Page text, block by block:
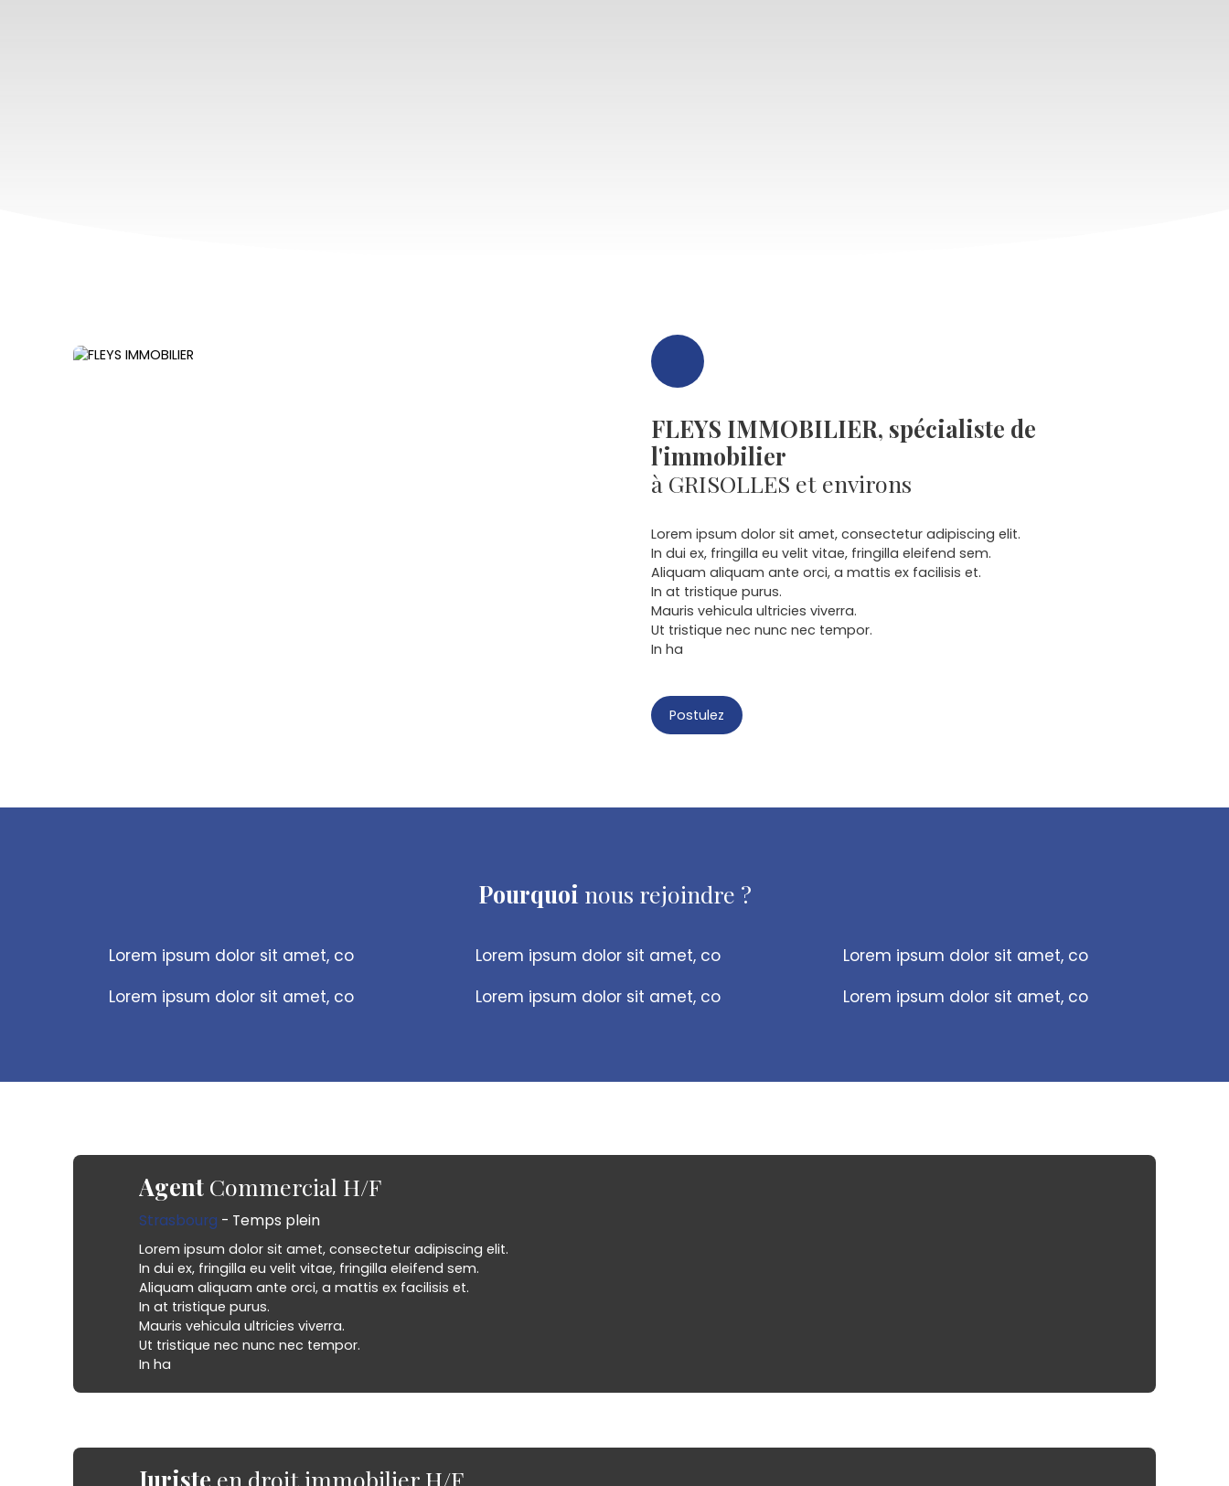
FLEYS IMMOBILIER, spécialiste de
l'immobilier
à GRISOLLES et environs
Lorem ipsum dolor sit amet, consectetur adipiscing elit.
In dui ex, fringilla eu velit vitae, fringilla eleifend sem.
Aliquam aliquam ante orci, a mattis ex facilisis et.
In at tristique purus.
Mauris vehicula ultricies viverra.
Ut tristique nec nunc nec tempor.
In ha
Postulez
Pourquoi nous rejoindre ?
Lorem ipsum dolor sit amet, co Lorem ipsum dolor sit amet, co
Lorem ipsum dolor sit amet, co
Lorem ipsum dolor sit amet, co
Lorem ipsum dolor sit amet, co Lorem ipsum dolor sit amet, co
Agent Commercial H/F
Strasbourg - Temps plein
Lorem ipsum dolor sit amet, consectetur adipiscing elit.
In dui ex, fringilla eu velit vitae, fringilla eleifend sem.
Aliquam aliquam ante orci, a mattis ex facilisis et.
In at tristique purus.
Mauris vehicula ultricies viverra.
Ut tristique nec nunc nec tempor.
In ha
Juriste en droit immobilier H/F